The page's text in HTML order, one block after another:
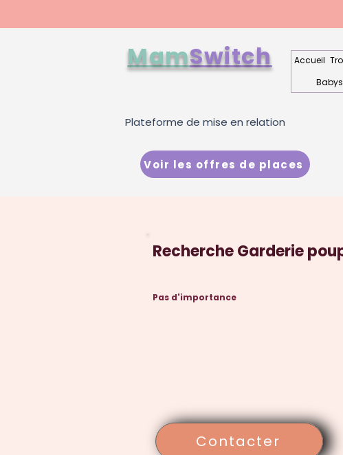
MamSwitch Accueil
Plateforme de mise en relation
Voir les offres de places
Recherche Garderie
Pas d'importance
Contacter